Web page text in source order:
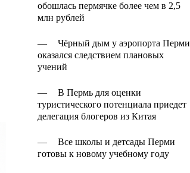
обошлась пермячке более чем в 2,5
млн рублей
—
Чёрный дым у аэропорта Перми
оказался следствием плановых
учений
—
В Пермь для оценки
туристического потенциала приедет
делегация блогеров из Китая
—
Все школы и детсады Перми
готовы к новому учебному году